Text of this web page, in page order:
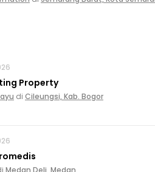
Property
di Cileungsi, Kab. Bogor
Medan Deli, Medan